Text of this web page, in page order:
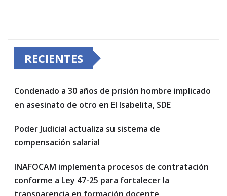
RECIENTES
Condenado a 30 años de prisión hombre implicado
en asesinato de otro en El Isabelita, SDE
Poder Judicial actualiza su sistema de
compensación salarial
INAFOCAM implementa procesos de contratación
conforme a Ley 47-25 para fortalecer la